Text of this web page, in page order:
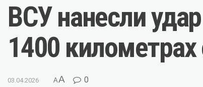
ВСУ нанесли
1400
03.04.2026 AA 0